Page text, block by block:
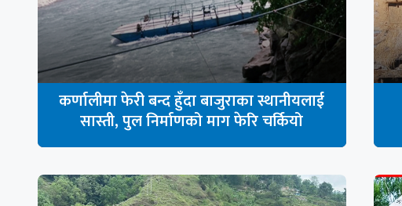
कर्णालीमा फेरी बन्द हुँदा बाजुराका स्थानीयलाई
सास्ती, पुल निर्माणको माग फेरि चर्कियो